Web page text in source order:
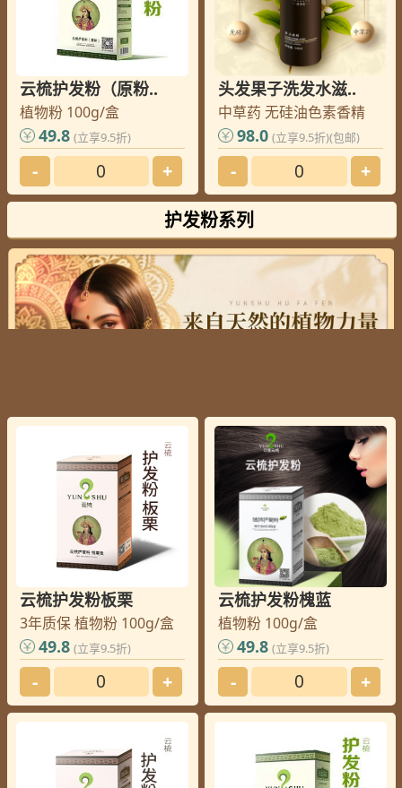
北京马老师您的订单已发出, 请查收
郑州齐老师您的订单已发出, 请查收
您的订单已发出, 请查收
上饶洪老师您的订单已发出, 请查收
上海
林老师
您的订单已发出, 请查收
威海邢老师您的订单已发出, 请查收
绵阳崔老师您的订单已发出, 请查收
您的订单已发出, 请查收
云梳护发粉（原粉..
植物粉 100g/盒
49.8 (立享9.5折)
- +
头发果子洗发水滋..
中草药 无硅油色素香精
98.0 (立享9.5折)(包邮)
- +
护发粉系列
云梳护发粉板栗
3年质保 植物粉 100g/盒
49.8 (立享9.5折)
- +
云梳护发粉槐蓝
植物粉 100g/盒
49.8 (立享9.5折)
- +